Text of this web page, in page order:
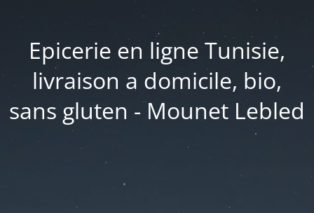
Epicerie en ligne Tunisie,
livraison a domicile, bio,
sans gluten - Mounet Lebled